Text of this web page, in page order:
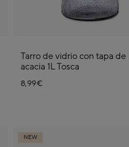
Tarro de vidrio con tapa de
acacia 1L Tosca
8,99€
NEW